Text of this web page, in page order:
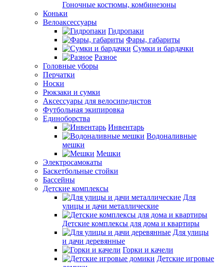
Гоночные костюмы, комбинезоны
Коньки
Велоаксессуары
Гидропаки
Фары, габариты
Сумки и бардачки
Разное
Головные уборы
Перчатки
Носки
Рюкзаки и сумки
Аксессуары для велосипедистов
Футбольная экипировка
Единоборства
Инвентарь
Водоналивные
мешки
Мешки
Электросамокаты
Баскетбольные стойки
Бассейны
Детские комплексы
Для
улицы и дачи металлические
Детские комплексы для дома и квартиры
Для улицы
и дачи деревянные
Горки и качели
Детские игровые